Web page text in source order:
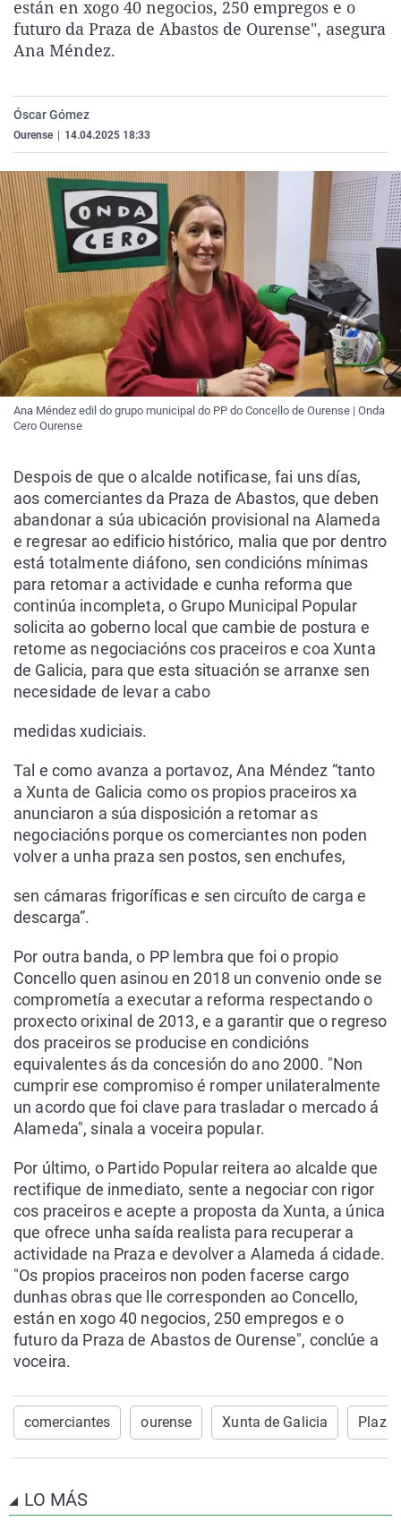
La rosa de los vientos
Caso
Extremadura
Virales
están en xogo 40 negocios, 250 empregos e o
futuro da Praza de Abastos de Ourense", asegura
Ana Méndez.
Óscar Gómez
Ourense 14.04.2025 18:33
Ana Méndez edil do grupo municipal do PP do Concello de Ourense | Onda
Cero Ourense
Despois de que o alcalde notificase, fai uns días,
aos comerciantes da Praza de Abastos, que deben
abandonar a súa ubicación provisional na Alameda
e regresar ao edificio histórico, malia que por dentro
está totalmente diáfono, sen condicións mínimas
para retomar a actividade e cunha reforma que
continúa incompleta, o Grupo Municipal Popular
solicita ao goberno local que cambie de postura e
retome as negociacións cos praceiros e coa Xunta
de Galicia, para que esta situación se arranxe sen
necesidade de levar a cabo
medidas xudiciais.
Tal e como avanza a portavoz, Ana Méndez “tanto
a Xunta de Galicia como os propios praceiros xa
anunciaron a súa disposición a retomar as
negociacións porque os comerciantes non poden
volver a unha praza sen postos, sen enchufes,
sen cámaras frigoríficas e sen circuíto de carga e
descarga”.
Por outra banda, o PP lembra que foi o propio
Concello quen asinou en 2018 un convenio onde se
comprometía a executar a reforma respectando o
proxecto orixinal de 2013, e a garantir que o regreso
dos praceiros se producise en condicións
equivalentes ás da concesión do ano 2000. "Non
cumprir ese compromiso é romper unilateralmente
un acordo que foi clave para trasladar o mercado á
Alameda", sinala a voceira popular.
Por último, o Partido Popular reitera ao alcalde que
rectifique de inmediato, sente a negociar con rigor
cos praceiros e acepte a proposta da Xunta, a única
que ofrece unha saída realista para recuperar a
actividade na Praza e devolver a Alameda á cidade.
"Os propios praceiros non poden facerse cargo
dunhas obras que lle corresponden ao Concello,
están en xogo 40 negocios, 250 empregos e o
futuro da Praza de Abastos de Ourense", conclúe a
voceira.
comerciantes ourense Xunta de Galicia Plaza
LO MÁS